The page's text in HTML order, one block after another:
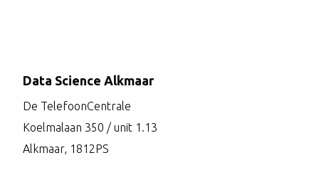
Data Science Alkmaar
De TelefoonCentrale
Koelmalaan 350 / unit 1.13
Alkmaar, 1812PS